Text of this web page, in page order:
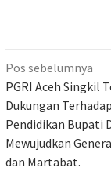
Navigasi
pos
Pos sebelumnya
PGRI Aceh Singkil
Dukungan
Pendidikan Bupati
Mewujudkan
dan Martabat.